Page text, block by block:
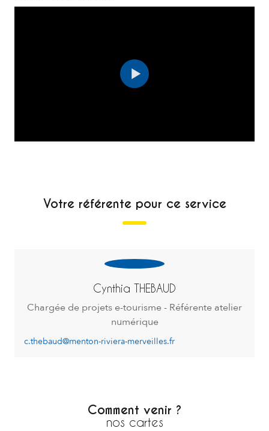
Votre référente pour ce service
Cynthia THEBAUD
Chargée de projets e-tourisme - Référente atelier
numérique
c.thebaud@menton-riviera-merveilles.fr
Comment venir ?
nos cartes